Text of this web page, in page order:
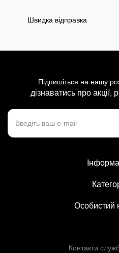
Швидка відправка
Підпишіться на нашу
дізнаватись про акції,
Особистий
Контакти